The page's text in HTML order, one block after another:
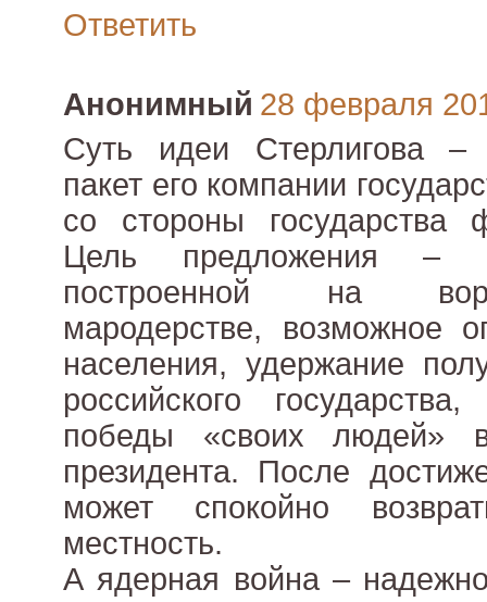
Ответить
Анонимный 28 февраля
Суть идеи Стерлигова –
пакет его компании
со стороны государства
Цель предложения –
построенной на
мародерстве, возможное
населения, удержание
российского
победы «своих
президента. После
может спокойно
местность.
А ядерная война –